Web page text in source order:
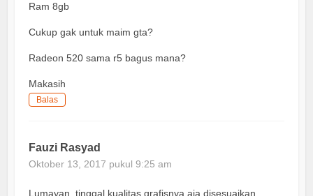
Ram 8gb
Cukup gak untuk maim gta?
Radeon 520 sama r5 bagus mana?
Makasih
Balas
Fauzi Rasyad
Oktober 13, 2017 pukul 9:25 am
Lumayan, tinggal kualitas grafisnya aja disesuaikan